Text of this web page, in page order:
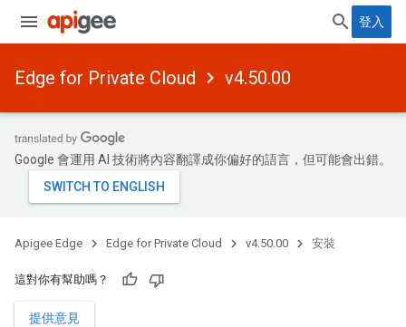
登入
Edge for Private Cloud v4.50.00
Google 會運用 AI 技術將內容翻譯成你偏好的語言，但可能會出錯。
Apigee Edge Edge for Private Cloud v4.50.00 安裝
這對你有幫助嗎？
提供意見